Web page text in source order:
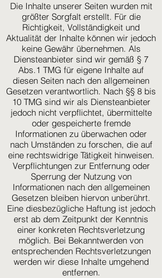
Die Inhalte unserer Seiten wurden mit
größter Sorgfalt erstellt. Für die
Richtigkeit, Vollständigkeit und
Aktualität der Inhalte können wir jedoch
keine Gewähr übernehmen. Als
Diensteanbieter sind wir gemäß § 7
Abs.1 TMG für eigene Inhalte auf
diesen Seiten nach den allgemeinen
Gesetzen verantwortlich. Nach §§ 8 bis
10 TMG sind wir als Diensteanbieter
jedoch nicht verpflichtet, übermittelte
oder gespeicherte fremde
Informationen zu überwachen oder
nach Umständen zu forschen, die auf
eine rechtswidrige Tätigkeit hinweisen.
Verpflichtungen zur Entfernung oder
Sperrung der Nutzung von
Informationen nach den allgemeinen
Gesetzen bleiben hiervon unberührt.
Eine diesbezügliche Haftung ist jedoch
erst ab dem Zeitpunkt der Kenntnis
einer konkreten Rechtsverletzung
möglich. Bei Bekanntwerden von
entsprechenden Rechtsverletzungen
werden wir diese Inhalte umgehend
entfernen.